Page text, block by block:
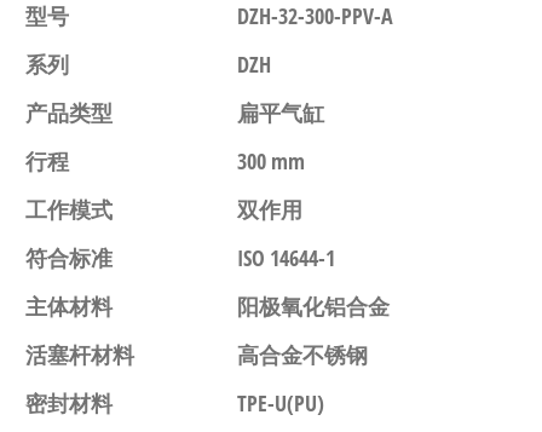
型号
DZH-32-300-PPV-A
系列
DZH
产品类型
扁平气缸
行程
300 mm
工作模式
双作用
符合标准
ISO 14644-1
主体材料
阳极氧化铝合金
活塞杆材料
高合金不锈钢
密封材料
TPE-U(PU)